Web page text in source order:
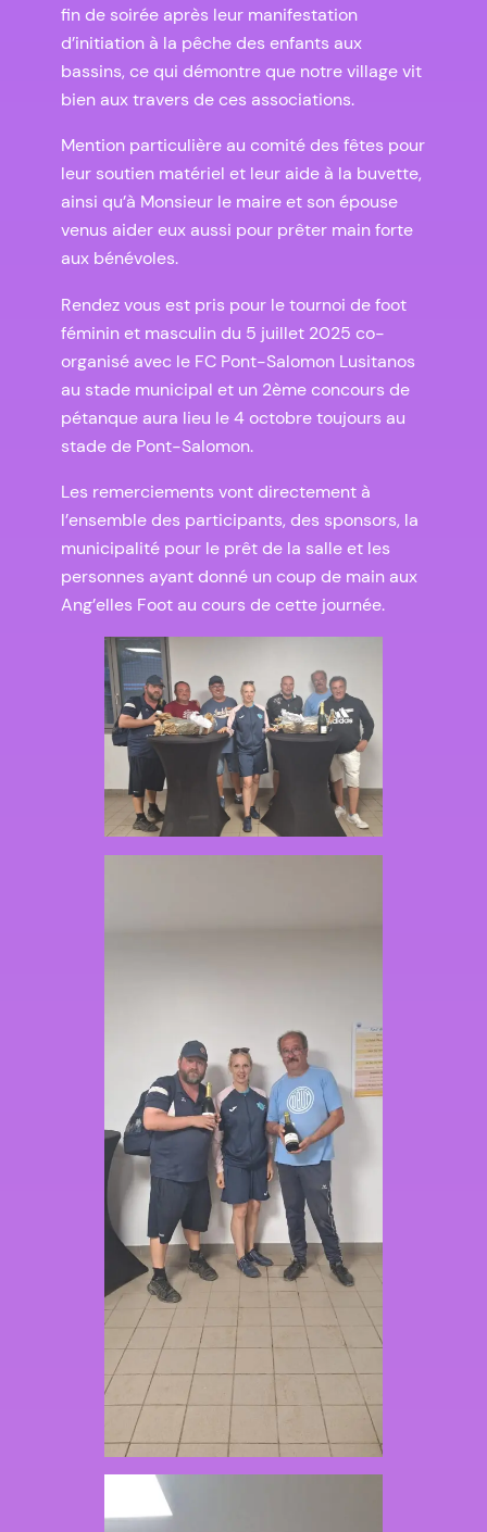
fin de soirée après leur manifestation
d’initiation à la pêche des enfants aux
bassins, ce qui démontre que notre village vit
bien aux travers de ces associations.
Mention particulière au comité des fêtes pour
leur soutien matériel et leur aide à la buvette,
ainsi qu’à Monsieur le maire et son épouse
venus aider eux aussi pour prêter main forte
aux bénévoles.
Rendez vous est pris pour le tournoi de foot
féminin et masculin du 5 juillet 2025 co-
organisé avec le FC Pont-Salomon Lusitanos
au stade municipal et un 2ème concours de
pétanque aura lieu le 4 octobre toujours au
stade de Pont-Salomon.
Les remerciements vont directement à
l’ensemble des participants, des sponsors, la
municipalité pour le prêt de la salle et les
personnes ayant donné un coup de main aux
Ang’elles Foot au cours de cette journée.